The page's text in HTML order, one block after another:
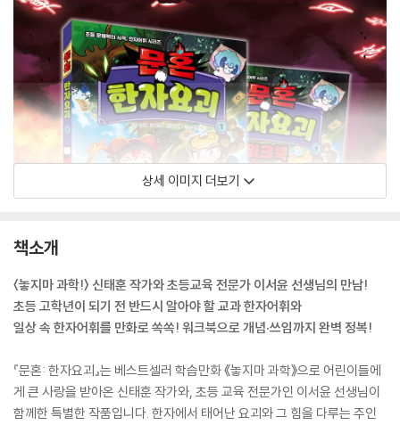
상세 이미지 더보기
책소개
〈놓지마 과학!〉 신태훈 작가와 초등교육 전문가 이서윤 선생님의 만남!
초등 고학년이 되기 전 반드시 알아야 할 교과 한자어휘와
일상 속 한자어휘를 만화로 쏙쏙! 워크북으로 개념·쓰임까지 완벽 정복!
『문혼: 한자요괴』는 베스트셀러 학습만화 《놓지마 과학》으로 어린이들에
게 큰 사랑을 받아온 신태훈 작가와, 초등 교육 전문가인 이서윤 선생님이
함께한 특별한 작품입니다. 한자에서 태어난 요괴와 그 힘을 다루는 주인